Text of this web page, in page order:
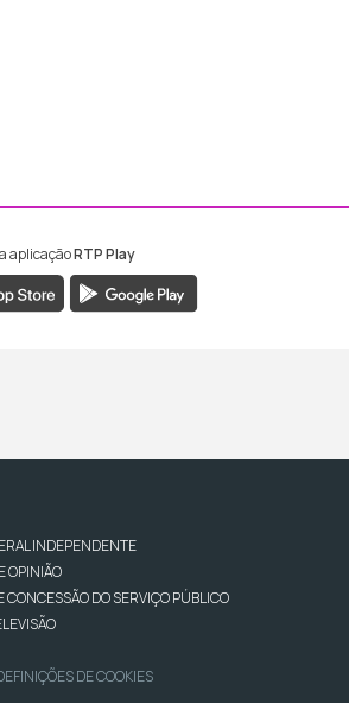
Madeira
aplicaçãoRTP Play
INDEPENDENTE
OPINIÃO
CONCESSÃO DO SERVIÇO PÚBLICO
DE COOKIES